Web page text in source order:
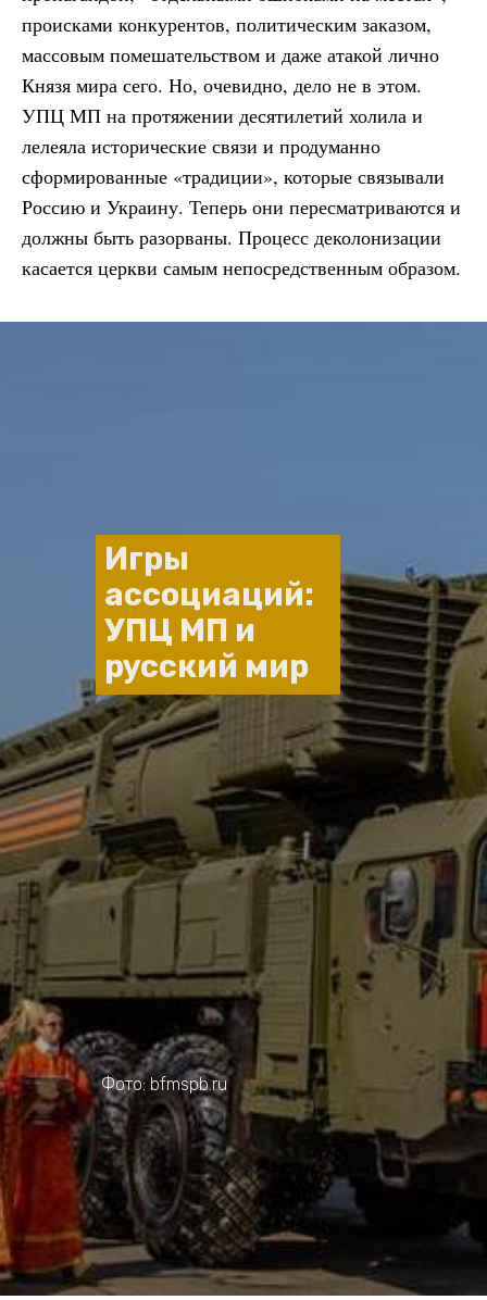
происками конкурентов, политическим заказом,
массовым помешательством и даже атакой лично
Князя мира сего. Но, очевидно, дело не в этом.
УПЦ МП на протяжении десятилетий холила и
лелеяла исторические связи и продуманно
сформированные «традиции», которые связывали
Россию и Украину. Теперь они пересматриваются и
должны быть разорваны. Процесс деколонизации
касается церкви самым непосредственным образом.
Игры
ассоциаций:
УПЦ МП и
русский мир
Фото: bfmspb.ru